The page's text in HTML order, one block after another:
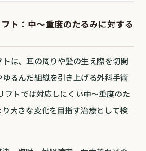
ト：中〜重度のたるみに対する
は、耳の周りや髪の生え際を切開
ゆるんだ組織を引き上げる外科手術
フトでは対応しにくい中〜重度のた
大きな変化を目指す治療として検